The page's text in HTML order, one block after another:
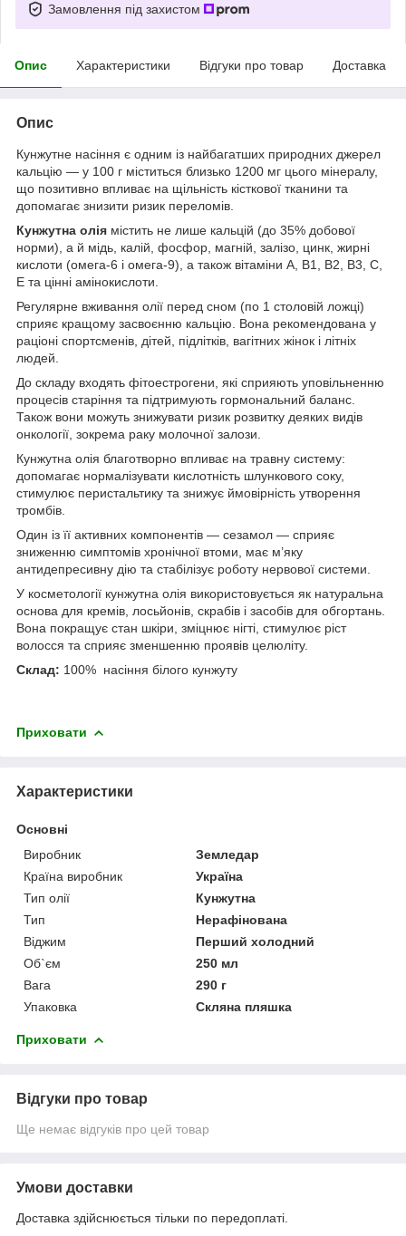
Замовлення під захистом
Опис Характеристики Відгуки про товар Доставка
Опис
Кунжутне насіння є одним із найбагатших природних джерел
кальцію — у 100 г міститься близько 1200 мг цього мінералу,
що позитивно впливає на щільність кісткової тканини та
допомагає знизити ризик переломів.
Кунжутна олія містить не лише кальцій (до 35% добової
норми), а й мідь, калій, фосфор, магній, залізо, цинк, жирні
кислоти (омега-6 і омега-9), а також вітаміни A, B1, B2, B3, C,
E та цінні амінокислоти.
Регулярне вживання олії перед сном (по 1 столовій ложці)
сприяє кращому засвоєнню кальцію. Вона рекомендована у
раціоні спортсменів, дітей, підлітків, вагітних жінок і літніх
людей.
До складу входять фітоестрогени, які сприяють уповільненню
процесів старіння та підтримують гормональний баланс.
Також вони можуть знижувати ризик розвитку деяких видів
онкології, зокрема раку молочної залози.
Кунжутна олія благотворно впливає на травну систему:
допомагає нормалізувати кислотність шлункового соку,
стимулює перистальтику та знижує ймовірність утворення
тромбів.
Один із її активних компонентів — сезамол — сприяє
зниженню симптомів хронічної втоми, має м’яку
антидепресивну дію та стабілізує роботу нервової системи.
У косметології кунжутна олія використовується як натуральна
основа для кремів, лосьйонів, скрабів і засобів для обгортань.
Вона покращує стан шкіри, зміцнює нігті, стимулює ріст
волосся та сприяє зменшенню проявів целюліту.
Склад: 100% насіння білого кунжуту
Приховати
Характеристики
Основні
Виробник
Земледар
Країна виробник
Україна
Тип олії
Кунжутна
Тип
Нерафінована
Віджим
Перший холодний
Об`єм
250 мл
Вага
290 г
Упаковка
Скляна пляшка
Приховати
Відгуки про товар
Ще немає відгуків про цей товар
Умови доставки
Доставка здійснюється тільки по передоплаті.